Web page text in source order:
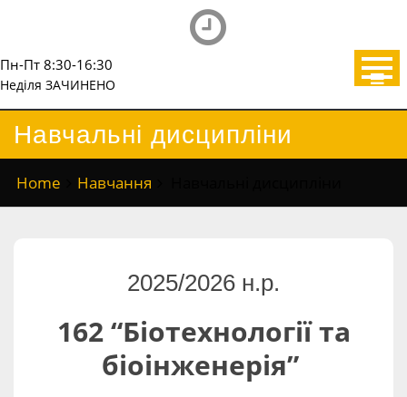
Пн-Пт 8:30-16:30
Неділя ЗАЧИНЕНО
Навчальні дисципліни
Home Навчання
2025/2026 н.р.
162 “Біотехнології та
біоінженерія”